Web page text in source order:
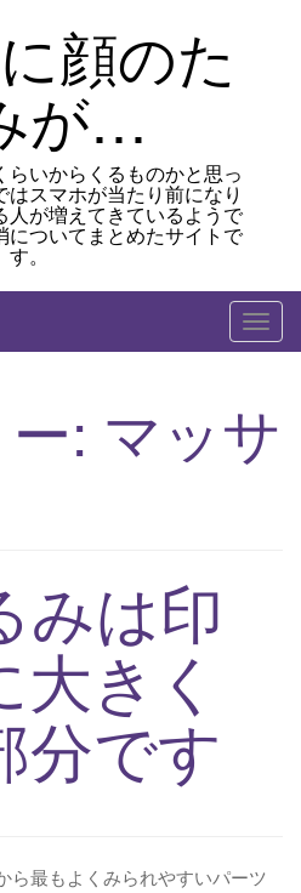
顔のた
が…
らいからくるものかと思っ
スマホが当たり前になり
人が増えてきているようで
についてまとめたサイトで
す。
T
o
g
l
: マッサ
みは印
きく
分です
ら最もよくみられやすいパーツ